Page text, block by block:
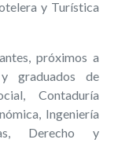
y Turística
próximos a
graduados de
Contaduría
Ingeniería
Derecho y